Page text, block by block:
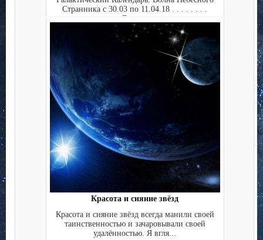
Странника с 30.03 по 11.04.18 . . . . . . . .
Ежед...
Красота и сияние звёзд
Красота и сияние звёзд всегда манили своей
таинственностью и зачаровывали своей
удалённостью. Я вгля...